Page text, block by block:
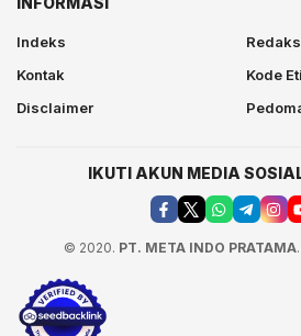
Indeks
Kontak
Kode
Disclaimer
IKUTI AKUN MEDIA
© 2020. PT. META INDO PRATAMA